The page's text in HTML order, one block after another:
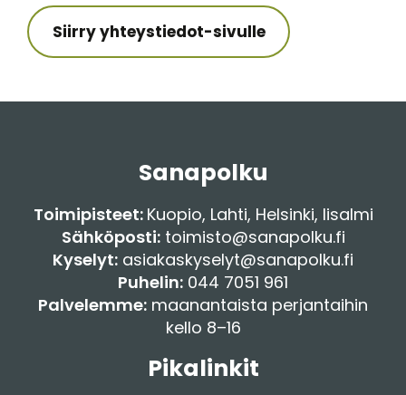
Siirry yhteystiedot-sivulle
Sanapolku
Toimipisteet: Kuopio, Lahti, Helsinki, Iisalmi
Sähköposti: toimisto@sanapolku.fi
Kyselyt: asiakaskyselyt@sanapolku.fi
Puhelin: 044 7051 961
Palvelemme: maanantaista perjantaihin
kello 8–16
Pikalinkit